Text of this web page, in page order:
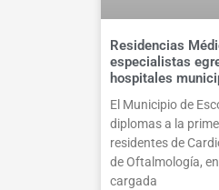
Residencias
especialistas
hospitales
El Municipio de
diplomas a la
residentes de
de Oftalmología,
cargada